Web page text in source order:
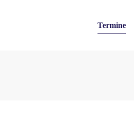
Termine